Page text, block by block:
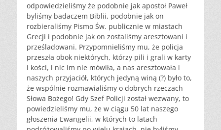
odpowiedzieliśmy że podobnie jak apostoł Paweł
byliśmy badaczem Biblii, podobnie jak on
rozbieraliśmy Pismo Św. publicznie w miastach
Grecji i podobnie jak on zostaliśmy aresztowani i
prześladowani. Przypomnieliśmy mu, że policja
przeszła obok niektórych, którzy pili i grali w karty
i kości, i nic im nie mówiła, a nas aresztowała i
naszych przyjaciół, których jedyną winą (?) było to,
że wspólnie rozmawialiśmy o dobrych rzeczach
Słowa Bożego! Gdy Szef Policji został wezwany, to
powiedzieliśmy mu, że w ciągu 50 lat naszego
głoszenia Ewangelii, w których to latach